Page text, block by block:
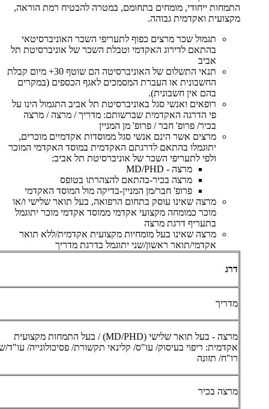
התמחות ייחודי, מומחים בתחומם, במטרה להבטיח רמת הוראה,
מקצועית ואקדמית גבוהה.
תגמול שכר מרצים כפוף לתעריפי השכר האוניברסיטאי
בהתאם לדירוג האקדמי וטבלת השכר של אוניברסיטת תל
אביב
תנאי התשלום של האוניברסיטה הם שוטף 30+ מיום קבלת
החשבונית או העברת המסמכים לאגף הכספים (במקרים
בהם אין חשבונית).
רופאים ואנשי סגל באוניברסיטת תל אביב התגמול הינו על
פי הדרגה האקדמית שברשותם: מדריך / מרצה / מרצה
בכיר/ פרופ' חבר / פרופ' מן המניין
מרצים אשר הינם אנשי סגל ממוסדות אקדמיים מוכרים,
יתוגמלו בהתאם לדרגתם האקדמית במוסד האקדמי המוכר
ולפי לתעריפי השכר של אוניברסיטת תל אביב:
מרצה - MD/PHD
מרצה בכיר-בהתאם להצהרתו בטופס
פרופ' חבר/מן המניין-בדיקה מול המוסד האקדמי
מרצה שאינו עוסק בתחום הרפואה, בעל תואר שלישי ו/או
מוכר כמומחה מקצועי אקדמי ממוסד אקדמי מוכר יתוגמל
בתעריף דרגת מרצה
מרצה שאינו בעל מומחיות מקצועית אקדמית/ללא תואר
אקדמי/תואר ראשון/שני יתוגמל בדרגת מדריך
דרג
מדריך
מרצה - בעל תואר שלישי (MD/PHD) / בעל התמחות מקצועית
אקדמית: ריפוי בעיסוק/ עו"ס/ קלינאי תקשורת/ פסיכולוגייה/ עו"ד/
רו"ח/ תזונה
מרצה בכיר